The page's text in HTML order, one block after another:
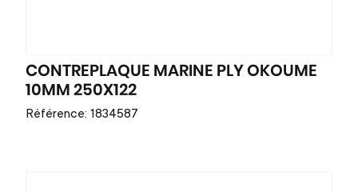
CONTREPLAQUE MARINE PLY OKOUME
10MM 250X122
Référence: 1834587